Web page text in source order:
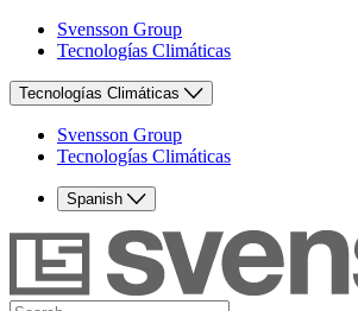
Svensson Group
Tecnologías Climáticas
Tecnologías Climáticas
Svensson Group
Tecnologías Climáticas
Spanish